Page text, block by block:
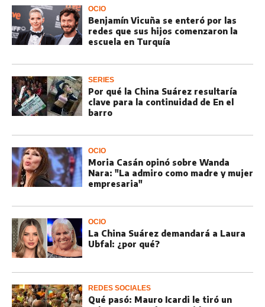
OCIO
Benjamín Vicuña se enteró por las
redes que sus hijos comenzaron la
escuela en Turquía
SERIES
Por qué la China Suárez resultaría
clave para la continuidad de En el
barro
OCIO
Moria Casán opinó sobre Wanda
Nara: "La admiro como madre y mujer
empresaria"
OCIO
La China Suárez demandará a Laura
Ubfal: ¿por qué?
REDES SOCIALES
Qué pasó: Mauro Icardi le tiró un